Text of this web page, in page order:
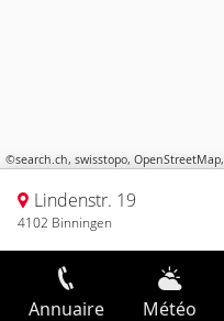
©search.ch, swisstopo, OpenStreetMap,
Lindenstr. 19
4102 Binningen
Annuaire Météo